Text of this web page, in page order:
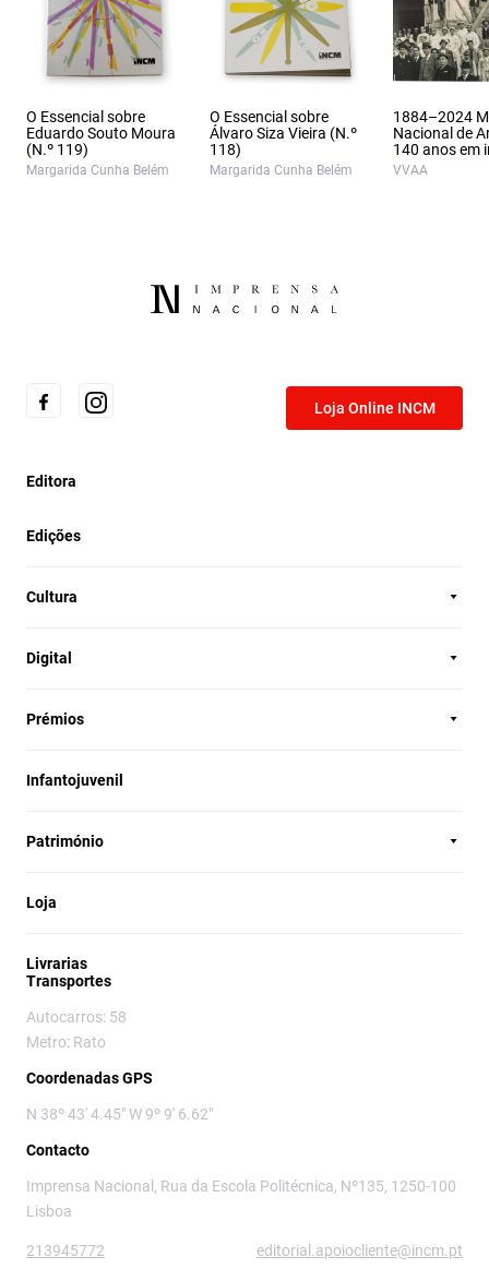
O Essencial sobre
Eduardo Souto Moura
(N.º 119)
Margarida Cunha Belém
O Essencial sobre
Álvaro Siza Vieira (N.º
118)
Margarida Cunha Belém
1884–2024
Nacional de
140 anos em
VVAA
Loja Online INCM
Editora
Edições
Cultura
Digital
Prémios
Infantojuvenil
Património
Loja
Livrarias
Transportes
Autocarros: 58
Metro: Rato
Coordenadas GPS
N 38º 43' 4.45" W 9º 9' 6.62"
Contacto
Imprensa Nacional, Rua da Escola Politécnica, Nº135, 1250-100
Lisboa
213945772 editorial.apoiocliente@incm.pt